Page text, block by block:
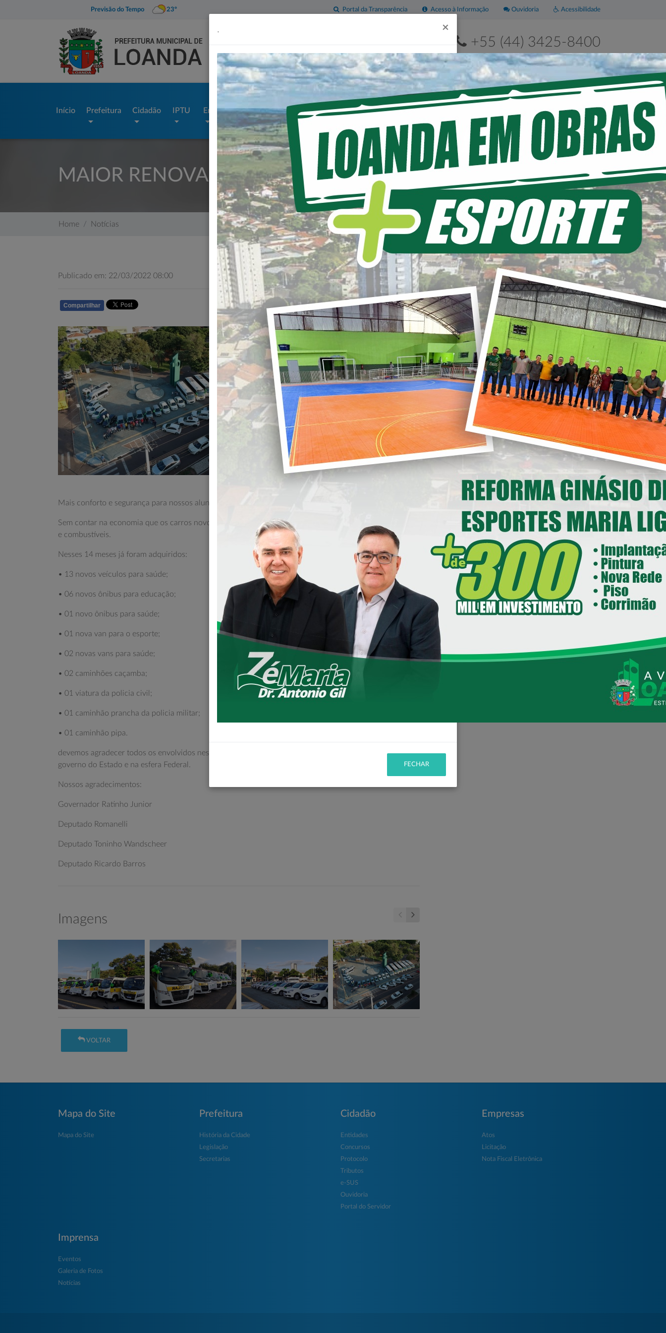
Previsão do Tempo 23º Acessibilidade
Ouvidoria
Acesso à Informação
Portal da Transparência
+55 (44) 3425-8400
2ª a 6ª de 8h às 11h30 e das 13h às 17h30
Início Prefeitura Cidadão IPTU Empresas Imprensa Servidor Contatos
Sala do
Empreendedor
Municipais
Portal da
Transparência
MAIOR RENOVACÃO DE FROTA DA HISTORIA DE LOANDA
Home Notícias
Publicado em: 22/03/2022 08:00
Compartilhar
LOANDA MAIS VEÍCULOS
DIA HISTÓRICO PARA LOANDA
Hoje entregamos a nossa população 21
novos veículos, entre automóveis “baixos”,
ônibus, van e caminhão.
É a maior renovação de frota da historia de
nosso município.
Somente em14 meses da nova
administração, adquirimos 28 veículos
para podermos prestar um serviços de
melhor qualidade a nossa população.
Mais conforto e segurança para nossos alunos, usuários e pacientes da saúde.
Sem contar na economia que os carros novos geram na administração, pois gastamos menos nas oficinas
e combustíveis.
Nesses 14 meses já foram adquiridos:
• 13 novos veículos para saúde;
• 06 novos ônibus para educação;
• 01 novo ônibus para saúde;
• 01 nova van para o esporte;
• 02 novas vans para saúde;
• 02 caminhões caçamba;
• 01 viatura da policia civil;
• 01 caminhão prancha da policia militar;
• 01 caminhão pipa.
devemos agradecer todos os envolvidos nessas conquistas, em especial aos nossos representantes no
governo do Estado e na esfera Federal.
Nossos agradecimentos:
Governador Ratinho Junior
Deputado Romanelli
Deputado Toninho Wandscheer
Deputado Ricardo Barros
Imagens
VOLTAR
LEIA MAIS
11/06/2026 20:00
Secretaria de Planejamento – SEPL
Pavimentação da Estrada do Baú
avança com mais 3,6 km de asfalto
rural
22/05/2026 19:00
Gabinete do Prefeito – GPRE
Deputado Federal Toninho
Wandscheer cumpre agenda
institucional em Loanda
14/05/2026 08:00
Secretaria de Esportes e Lazer - SEEL
reforma do Ginásio de Esportes
Maria Ligiane
11/05/2026 08:00
Secretaria de Indústria, Comércio - SEIC
Distrito Industrial de Loanda avança e
entra em fase final de implantação
Loanda avança na habitação com o
Residencial Esperança
. ×
FECHAR
Mapa do Site
Mapa do Site
Prefeitura
História da Cidade
Legislação
Secretarias
Cidadão
Entidades
Concursos
Protocolo
Tributos
e-SUS
Ouvidoria
Portal do Servidor
Empresas
Atos
Licitação
Nota Fiscal Eletrônica
Imprensa
Eventos
Galeria de Fotos
Notícias